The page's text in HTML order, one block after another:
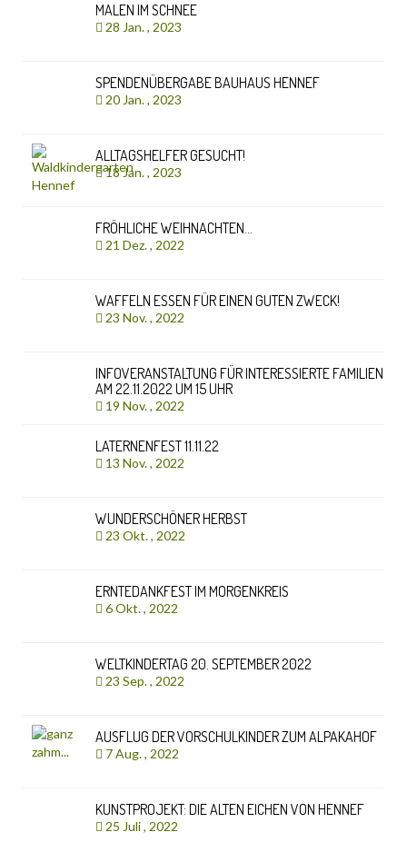
MALEN IM SCHNEE
28 Jan. , 2023
SPENDENÜBERGABE BAUHAUS HENNEF
20 Jan. , 2023
ALLTAGSHELFER GESUCHT!
18 Jan. , 2023
FRÖHLICHE WEIHNACHTEN…
21 Dez. , 2022
WAFFELN ESSEN FÜR EINEN GUTEN ZWECK!
23 Nov. , 2022
INFOVERANSTALTUNG FÜR INTERESSIERTE FAMILIEN
AM 22.11.2022 UM 15 UHR
19 Nov. , 2022
LATERNENFEST 11.11.22
13 Nov. , 2022
WUNDERSCHÖNER HERBST
23 Okt. , 2022
ERNTEDANKFEST IM MORGENKREIS
6 Okt. , 2022
WELTKINDERTAG 20. SEPTEMBER 2022
23 Sep. , 2022
AUSFLUG DER VORSCHULKINDER ZUM ALPAKAHOF
7 Aug. , 2022
KUNSTPROJEKT: DIE ALTEN EICHEN VON HENNEF
25 Juli , 2022